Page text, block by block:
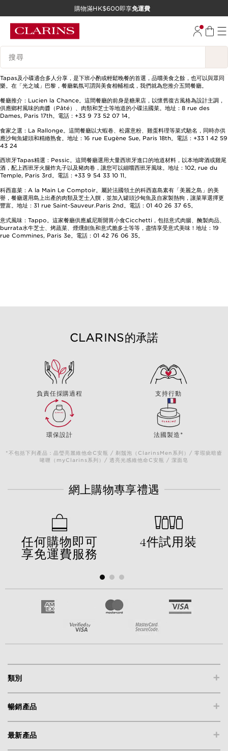
跳至內容
購物滿HK$600即享免運費
搜尋內容說明
Tapas及小碟適合多人分享，是下班小酌或輕鬆晚餐的首選，品嚐美食之餘，也可以與眾同
樂。在「光之城」巴黎，餐廳氣氛可謂與美食相輔相成，我們就為您推介五間餐廳。
餐廳推介：Lucien la Chance。這間餐廳的前身是糖果店，以懷舊復古風格為設計主調，
供應鄉村風味的肉醬（Pâté）、肉類和芝士等地道的小碟法國菜。地址：8 rue des
Dames, Paris 17th。電話：+33 9 73 52 07 14。
食家之選：La Rallonge。這間餐廳以大蝦卷、松露意粉、雞蛋料理等菜式馳名，同時亦供
應沙甸魚罐頭和精緻熟食。地址：16 rue Eugène Sue, Paris 18th。電話：+33 1 42 59
43 24
西班牙Tapas精選：Pessic。這間餐廳選用大量西班牙進口的地道材料，以本地啤酒或雞尾
酒，配上西班牙火腿炸丸子以及豬肉卷，讓您可以細嚐西班牙風味。地址：102, rue du
Temple, Paris 3rd。電話：+33 9 54 33 10 11。
科西嘉菜：A la Main Le Comptoir。屬於法國領土的科西嘉島素有「美麗之島」的美
譽，餐廳選用島上出產的肉類及芝士入饌，並加入罐頭沙甸魚及自家製熱狗，讓菜單選擇更
豐富。地址：31 rue Saint-Sauveur.Paris 2nd。電話：01 40 26 37 65。
意式風味：Tappo。這家餐廳供應威尼斯開胃小食Cicchetti，包括意式肉腸、醃製肉品、
burrata水牛芝士、烤蔬菜、煙燻劍魚和意式脆多士等等，盡情享受意式美味！地址：19
rue Commines, Paris 3e。電話：01 42 76 06 35。
CLARINS的承諾
負責任採購過程 支持行動
環保設計 法國製造*
*不包括下列產品：晶瑩亮麗維他命C安瓶 / 剃鬚泡（ClarinsMen系列）/ 零瑕疵暗瘡
啫喱（myClarins系列）/ 透亮光感維他命C安瓶 / 潔面皂
網上購物專享禮遇
任何購物即可
享免運費服務
4件試用裝
+
類別
+
暢銷產品
+
最新產品